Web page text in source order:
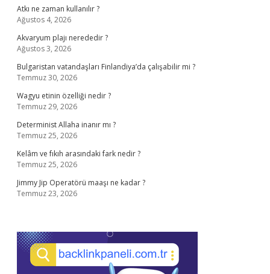
Atkı ne zaman kullanılır ?
Ağustos 4, 2026
Akvaryum plajı nerededir ?
Ağustos 3, 2026
Bulgaristan vatandaşları Finlandiya’da çalışabilir mi ?
Temmuz 30, 2026
Wagyu etinin özelliği nedir ?
Temmuz 29, 2026
Determinist Allaha inanır mı ?
Temmuz 25, 2026
Kelâm ve fıkıh arasındaki fark nedir ?
Temmuz 25, 2026
Jimmy Jip Operatörü maaşı ne kadar ?
Temmuz 23, 2026